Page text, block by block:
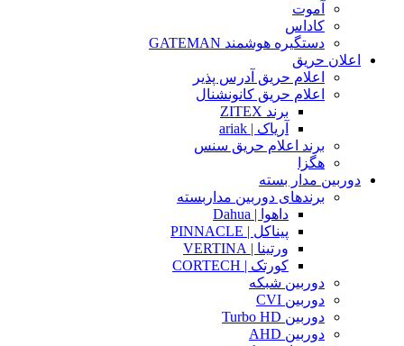
آموت
کاداس
دستگیره هوشمند GATEMAN
اعلان حریق
اعلام حریق آدرس پذیر
اعلام حریق کانونشنال
برند ZITEX
آریاک | ariak
برند اعلام حریق سنس
هگزا
دوربین مدار بسته
برندهای دوربین مداربسته
داهوا | Dahua
پیناکل | PINNACLE
ورتینا | VERTINA
کورتک | CORTECH
دوربین شبکه
دوربین CVI
دوربین Turbo HD
دوربین AHD